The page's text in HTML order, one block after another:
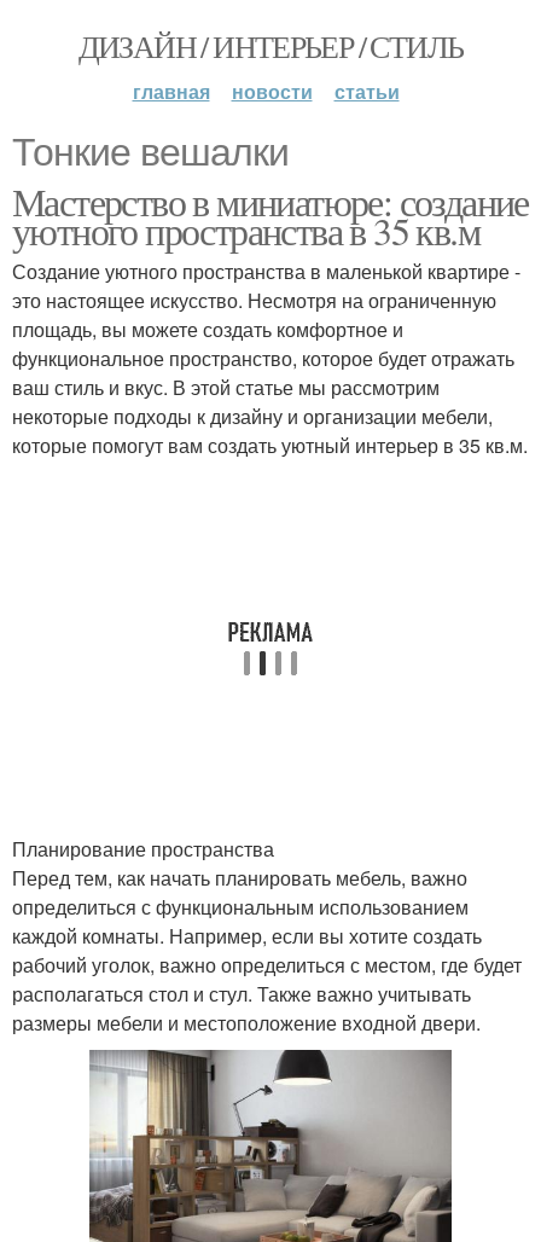
ДИЗАЙН / ИНТЕРЬЕР / СТИЛЬ
главная новости статьи
Тонкие вешалки
Мастерство в миниатюре: создание
уютного пространства в 35 кв.м
Создание уютного пространства в маленькой квартире -
это настоящее искусство. Несмотря на ограниченную
площадь, вы можете создать комфортное и
функциональное пространство, которое будет отражать
ваш стиль и вкус. В этой статье мы рассмотрим
некоторые подходы к дизайну и организации мебели,
которые помогут вам создать уютный интерьер в 35 кв.м.
Планирование пространства
Перед тем, как начать планировать мебель, важно
определиться с функциональным использованием
каждой комнаты. Например, если вы хотите создать
рабочий уголок, важно определиться с местом, где будет
располагаться стол и стул. Также важно учитывать
размеры мебели и местоположение входной двери.